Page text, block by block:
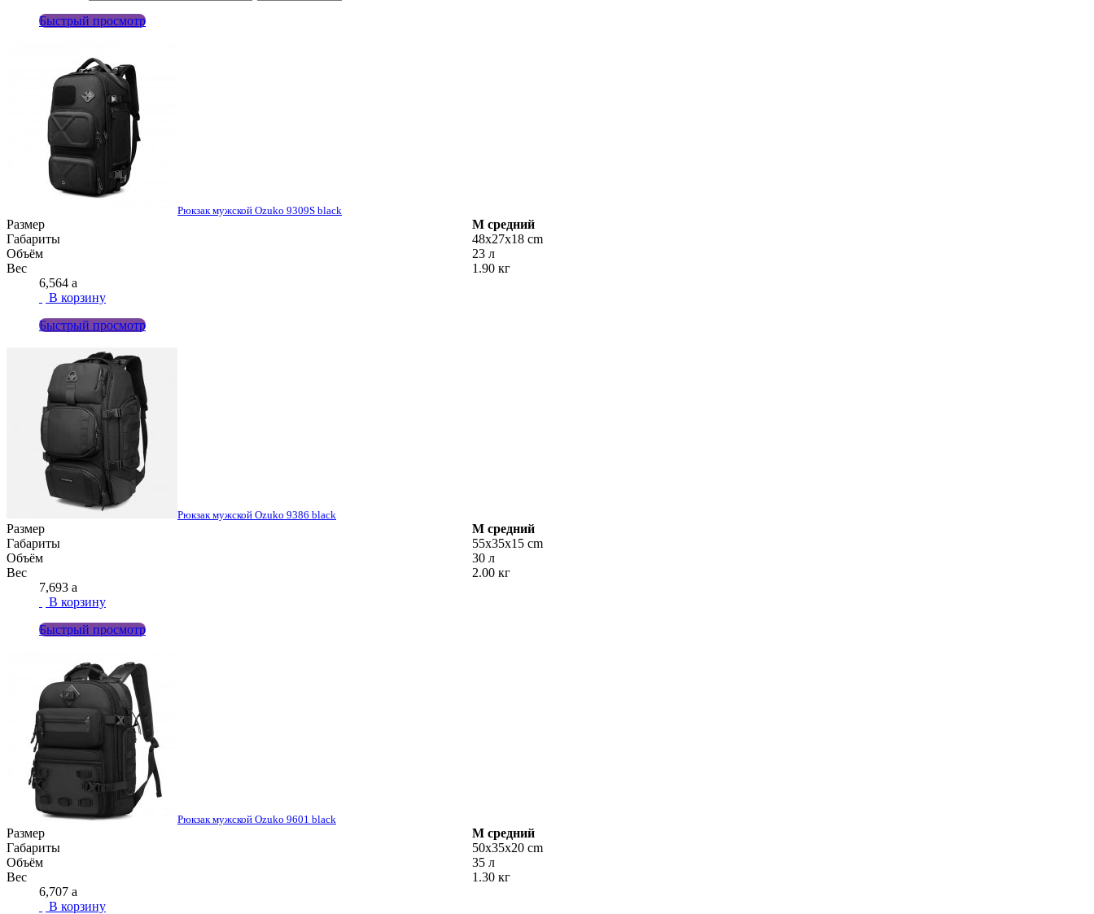
Быстрый просмотр
Рюкзак мужской Ozuko 9309S black
Размер M средний
Габариты
48х27х18 cm
Объём
23 л
Вес
1.90 кг
6,564 a
В корзину
Быстрый просмотр
Рюкзак мужской Ozuko 9386 black
Размер M средний
Габариты
55х35х15 cm
Объём
30 л
Вес
2.00 кг
7,693 a
В корзину
Быстрый просмотр
Рюкзак мужской Ozuko 9601 black
Размер M средний
Габариты
50х35х20 cm
Объём
35 л
Вес
1.30 кг
6,707 a
В корзину